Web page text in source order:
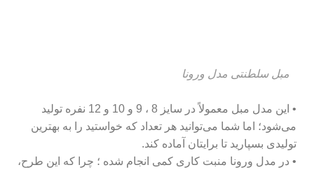
مبل سلطنتی مدل ورونا
• این مدل مبل معمولاً در سایز 8 ، 9 و 10 و 12 نفره تولید
می‌شود؛ اما شما می‌توانید هر تعداد که خواستید را به بهترین
تولیدی بسپارید تا برایتان آماده کند.
• در مدل ورونا منبت کاری کمی انجام شده ؛ چرا که این طرح،